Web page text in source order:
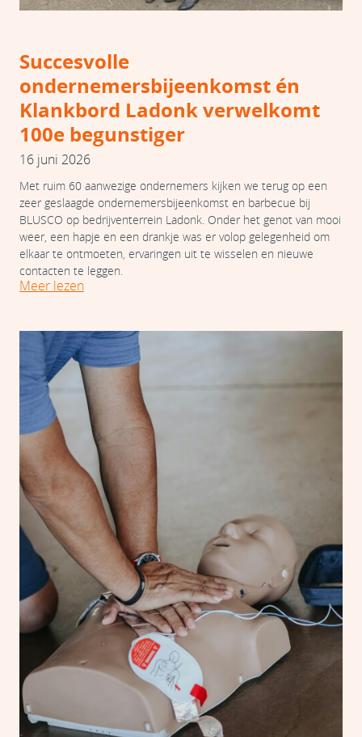
Succesvolle
ondernemersbijeenkomst én
Klankbord Ladonk verwelkomt
100e begunstiger
16 juni 2026
Met ruim 60 aanwezige ondernemers kijken we terug op een
zeer geslaagde ondernemersbijeenkomst en barbecue bij
BLUSCO op bedrijventerrein Ladonk. Onder het genot van mooi
weer, een hapje en een drankje was er volop gelegenheid om
elkaar te ontmoeten, ervaringen uit te wisselen en nieuwe
contacten te leggen.
Meer lezen